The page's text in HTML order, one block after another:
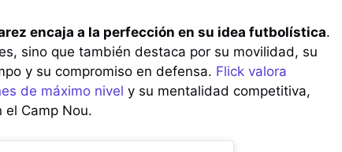
encaja a la perfección en su idea futbolística.
sino que también destaca por su movilidad, su
y su compromiso en defensa. Flick valora
de máximo nivel y su mentalidad competitiva,
Camp Nou.